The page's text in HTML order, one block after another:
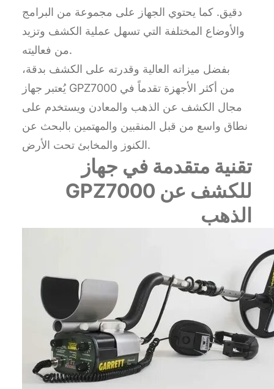
دقيق. كما يحتوي الجهاز على مجموعة من البرامج
والأوضاع المختلفة التي تسهل عملية الكشف وتزيد
من فعاليته.
بفضل ميزاته العالية وقدرته على الكشف بدقة،
يُعتبر جهاز GPZ7000 من أكثر الأجهزة تقدماً في
مجال الكشف عن الذهب والمعادن ويستخدم على
نطاق واسع من قبل المنقبين والمهتمين بالبحث عن
الكنوز والمخابئ تحت الأرض.
تقنية متقدمة في جهاز
GPZ7000 للكشف عن
الذهب